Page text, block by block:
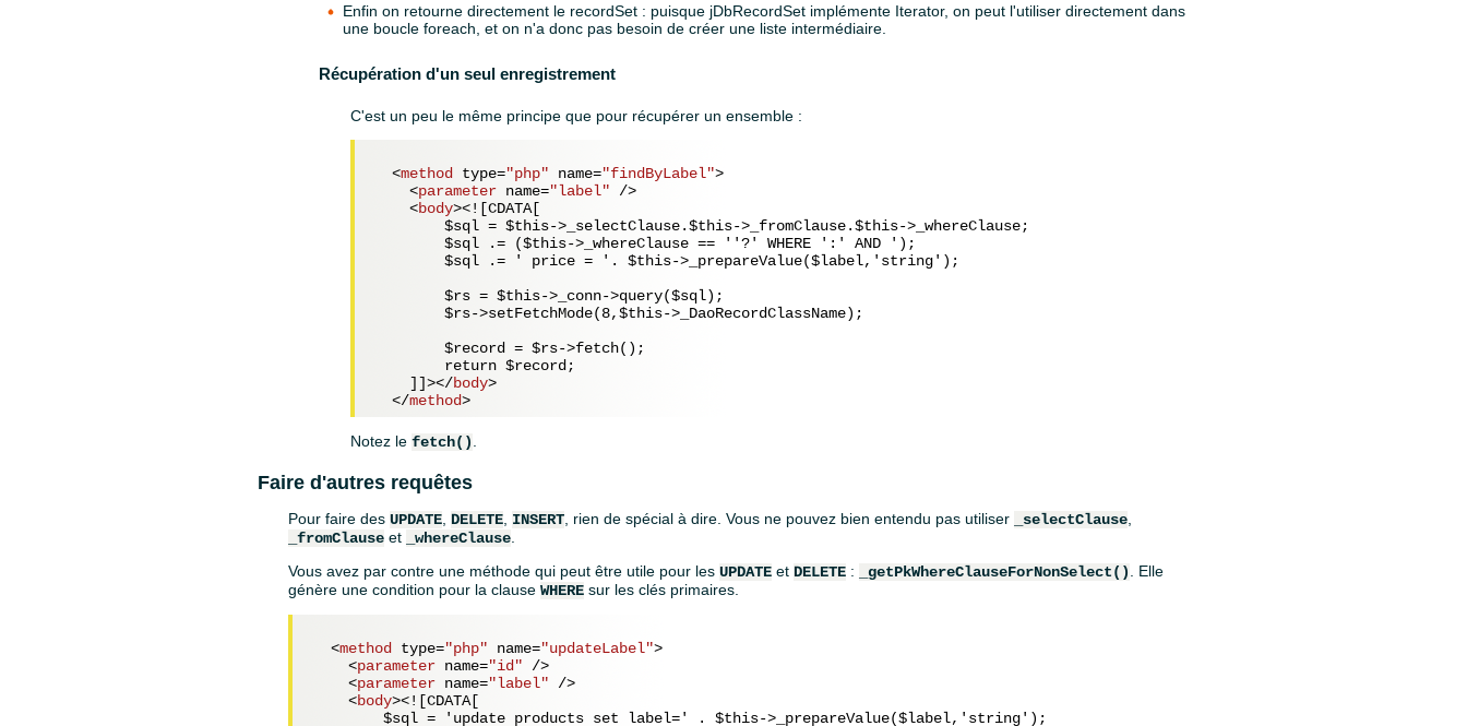
Enfin on retourne directement le recordSet : puisque jDbRecordSet implémente Iterator, on peut l'utiliser directement dans
une boucle foreach, et on n'a donc pas besoin de créer une liste intermédiaire.
Récupération d'un seul enregistrement
C'est un peu le même principe que pour récupérer un ensemble :
<method type="php" name="findByLabel">
<parameter name="label" />
<body><![CDATA[
        $sql = $this->_selectClause.$this->_fromClause.$this->_whereClause;
        $sql .= ($this->_whereClause == ''?' WHERE ':' AND ');
        $sql .= ' price = '. $this->_prepareValue($label,'string');
        $rs = $this->_conn->query($sql);
        $rs->setFetchMode(8,$this->_DaoRecordClassName);
        $record = $rs->fetch();
        return $record;
    ]]>
</body>
</method>
Notez le fetch()
Faire d'autres requêtes
Pour faire desUPDATE DELETE INSERT , rien de spécial à dire. Vous ne pouvez bien entendu pas utiliser _selectClause
_fromClause et _whereClause
Vous avez par contre une méthode qui peut être utile pour lesUPDATE et DELETE : _getPkWhereClauseForNonSelect(). Elle
génère une condition pour la clauseWHERE sur les clés primaires.
<method type="php" name="updateLabel">
<parameter name="id" />
<parameter name="label" />
<body><![CDATA[
        $sql = 'update products set label=' . $this->_prepareValue($label,'string');